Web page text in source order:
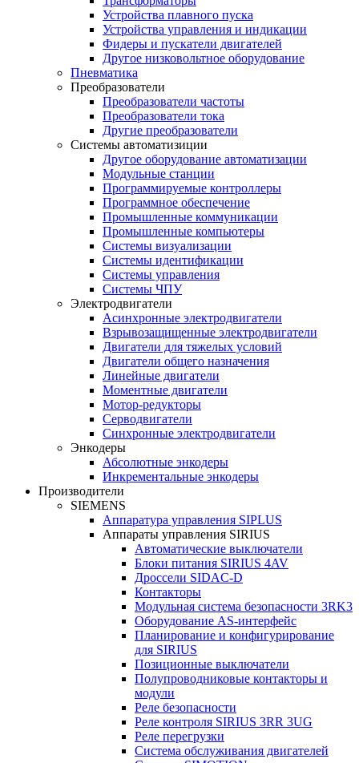
Устройства плавного пуска
Устройства управления и индикации
Фидеры и пускатели двигателей
Другое низковольтное оборудование
Пневматика
Преобразователи
Преобразователи частоты
Преобразователи тока
Другие преобразователи
Системы автоматизиции
Другое оборудование автоматизации
Модульные станции
Программируемые контроллеры
Программное обеспечение
Промышленные коммуникации
Промышленные компьютеры
Системы визуализации
Системы идентификации
Системы управления
Системы ЧПУ
Электродвигатели
Асинхронные электродвигатели
Взрывозащищенные электродвигатели
Двигатели для тяжелых условий
Двигатели общего назначения
Линейные двигатели
Моментные двигатели
Мотор-редукторы
Серводвигатели
Синхронные электродвигатели
Энкодеры
Абсолютные энкодеры
Инкрементальные энкодеры
Производители
SIEMENS
Аппаратура управления SIPLUS
Аппараты управления SIRIUS
Автоматические выключатели
Блоки питания SIRIUS 4AV
Дроссели SIDAC-D
Контакторы
Модульная система безопасности 3RK3
Оборудование AS-интерфейс
Планирование и конфигурирование
для SIRIUS
Позиционные выключатели
Полупроводниковые контакторы и
модули
Реле безопасности
Реле контроля SIRIUS 3RR 3UG
Реле перегрузки
Сиcтема обслуживания двигателей